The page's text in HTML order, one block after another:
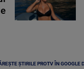
ȘTIRILE PROTV ÎN GOOGLE